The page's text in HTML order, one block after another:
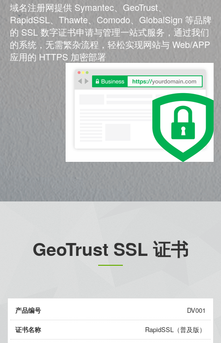
域名注册网提供 Symantec、GeoTrust、
RapidSSL、Thawte、Comodo、GlobalSign 等品牌
的 SSL 数字证书申请与管理一站式服务，通过我们
的系统，无需繁杂流程，轻松实现网站与 Web/APP
应用的 HTTPS 加密部署
GeoTrust SSL 证书
产品编号 DV001
证书名称 RapidSSL（普及版）